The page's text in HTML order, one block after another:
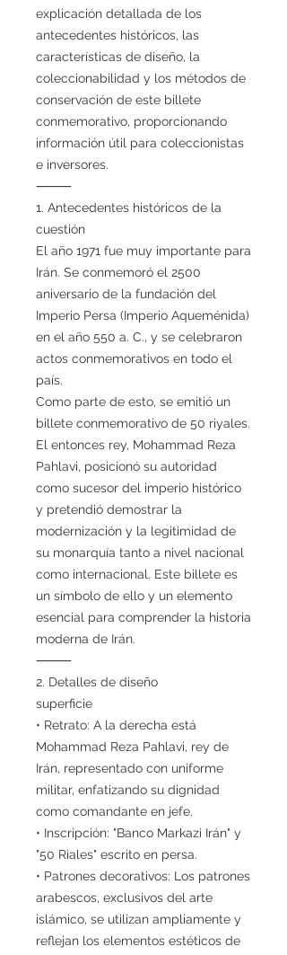
explicación detallada de los
antecedentes históricos, las
características de diseño, la
coleccionabilidad y los métodos de
conservación de este billete
conmemorativo, proporcionando
información útil para coleccionistas
e inversores.
⸻
1. Antecedentes históricos de la
cuestión
El año 1971 fue muy importante para
Irán. Se conmemoró el 2500
aniversario de la fundación del
Imperio Persa (Imperio Aqueménida)
en el año 550 a. C., y se celebraron
actos conmemorativos en todo el
país.
Como parte de esto, se emitió un
billete conmemorativo de 50 riyales.
El entonces rey, Mohammad Reza
Pahlavi, posicionó su autoridad
como sucesor del imperio histórico
y pretendió demostrar la
modernización y la legitimidad de
su monarquía tanto a nivel nacional
como internacional. Este billete es
un símbolo de ello y un elemento
esencial para comprender la historia
moderna de Irán.
⸻
2. Detalles de diseño
superficie
• Retrato: A la derecha está
Mohammad Reza Pahlavi, rey de
Irán, representado con uniforme
militar, enfatizando su dignidad
como comandante en jefe.
• Inscripción: "Banco Markazi Irán" y
"50 Riales" escrito en persa.
• Patrones decorativos: Los patrones
arabescos, exclusivos del arte
islámico, se utilizan ampliamente y
reflejan los elementos estéticos de